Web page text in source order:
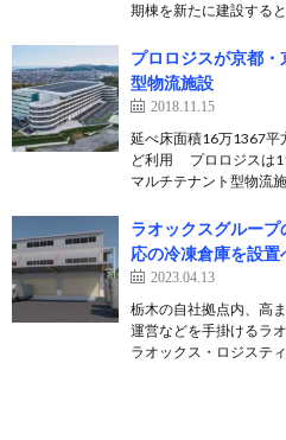
期棟を新たに建設する
プロロジスが京都
型物流施設
2018.11.15
延べ床面積16万1367平
ど利用 プロロジスは
マルチテナント型物流
ラオックスグルー
応の冷凍倉庫を設置
2023.04.13
栃木の自社拠点内、高
運営などを手掛けるラ
ラオックス・ロジステ